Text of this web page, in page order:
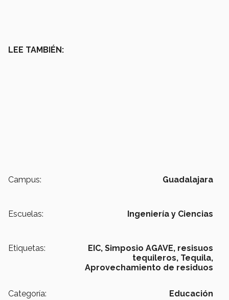
LEE TAMBIÉN:
Campus: Guadalajara
Escuelas: Ingeniería y Ciencias
Etiquetas: EIC, Simposio AGAVE, resisuos
tequileros, Tequila,
Aprovechamiento de residuos
Categoría: Educación